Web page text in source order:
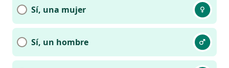
Sí, una mujer
Sí, un hombre